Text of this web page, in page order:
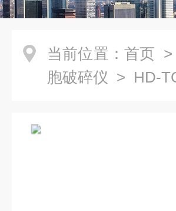
当前位置： 首页 >
胞破碎仪 > HD-